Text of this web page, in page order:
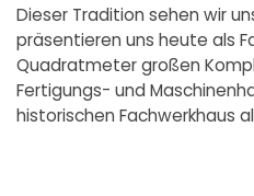
Dieser Tradition sehen wir
präsentieren uns heute als
Quadratmeter großen
Fertigungs- und
historischen Fachwerkhaus